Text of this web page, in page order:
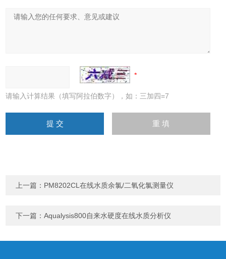
请输入计算结果（填写阿拉伯数字），如：三加四=7
上一篇： PM8202CL在线水质余氯/二氧化氯测量仪
下一篇：Aqualysis800自来水硬度在线水质分析仪